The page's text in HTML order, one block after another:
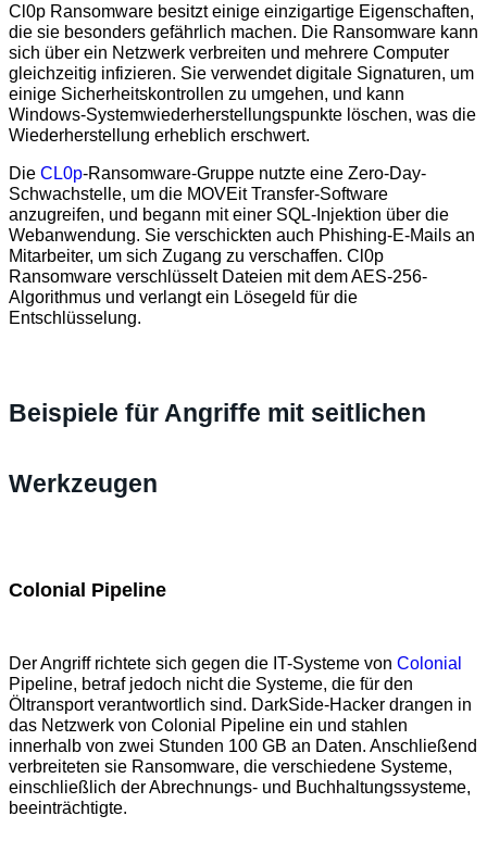
Cl0p Ransomware besitzt einige einzigartige Eigenschaften,
die sie besonders gefährlich machen. Die Ransomware kann
sich über ein Netzwerk verbreiten und mehrere Computer
gleichzeitig infizieren. Sie verwendet digitale Signaturen, um
einige Sicherheitskontrollen zu umgehen, und kann
Windows-Systemwiederherstellungspunkte löschen, was die
Wiederherstellung erheblich erschwert.
Die CL0p-Ransomware-Gruppe nutzte eine Zero-Day-
Schwachstelle, um die MOVEit Transfer-Software
anzugreifen, und begann mit einer SQL-Injektion über die
Webanwendung. Sie verschickten auch Phishing-E-Mails an
Mitarbeiter, um sich Zugang zu verschaffen. Cl0p
Ransomware verschlüsselt Dateien mit dem AES-256-
Algorithmus und verlangt ein Lösegeld für die
Entschlüsselung.
Beispiele für Angriffe mit seitlichen
Werkzeugen
Colonial Pipeline
Der Angriff richtete sich gegen die IT-Systeme von Colonial
Pipeline, betraf jedoch nicht die Systeme, die für den
Öltransport verantwortlich sind. DarkSide-Hacker drangen in
das Netzwerk von Colonial Pipeline ein und stahlen
innerhalb von zwei Stunden 100 GB an Daten. Anschließend
verbreiteten sie Ransomware, die verschiedene Systeme,
einschließlich der Abrechnungs- und Buchhaltungssysteme,
beeinträchtigte.